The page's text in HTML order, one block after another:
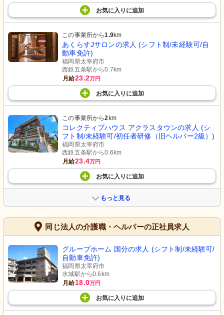
お気に入り に追加
この事業所から1.9km
あくらすJサロンの求人 (シフト制/未経験可/自
動車免許)
福岡県太宰府市
西鉄五条駅から0.7km
月給23.2万円
お気に入り に追加
この事業所から2 km
コレクティブハウス アクラスタウンの求人 (シ
フト制/未経験可/初任者研修（旧ヘルパー2級）)
福岡県太宰府市
西鉄五条駅から0.6km
月給23.4万円
お気に入り に追加
もっと見る
同じ法人の介護職・ヘルパーの正社員求人
グループホーム 国分の求人 (シフト制/未経験可/
自動車免許)
福岡県太宰府市
水城駅から0.6km
月給18.0万円
お気に入り に追加